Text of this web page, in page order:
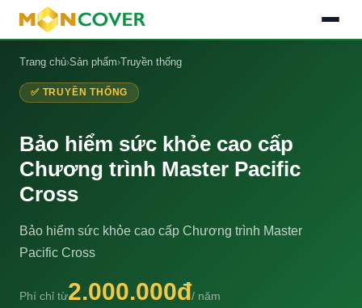
Trang chủ›Sản phẩm› Truyền thống
✅ TRUYỀN THỐNG
Bảo hiểm sức khỏe cao cấp
Chương trình Master Pacific
Cross
Bảo hiểm sức khỏe cao cấp Chương trình Master
Pacific Cross
Phí chỉ từ2.000.000đ/ năm